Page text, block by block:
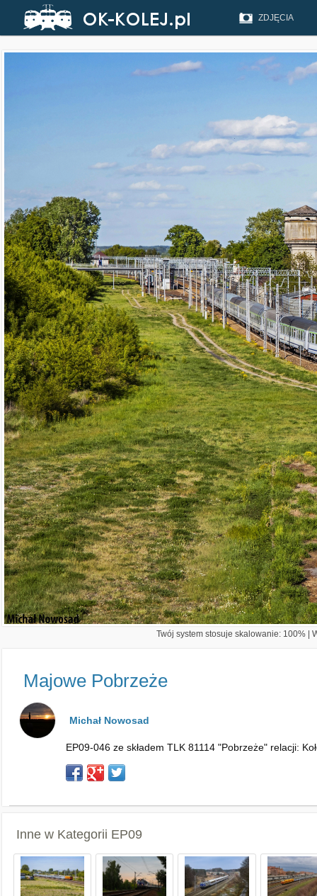
ZDJĘCIA
Twój system stosuje skalowanie: 100% |
Majowe Pobrzeże
Michał Nowosad
EP09-046 ze składem TLK 81114 "Pobrzeże" relacji:
Inne w Kategorii EP09